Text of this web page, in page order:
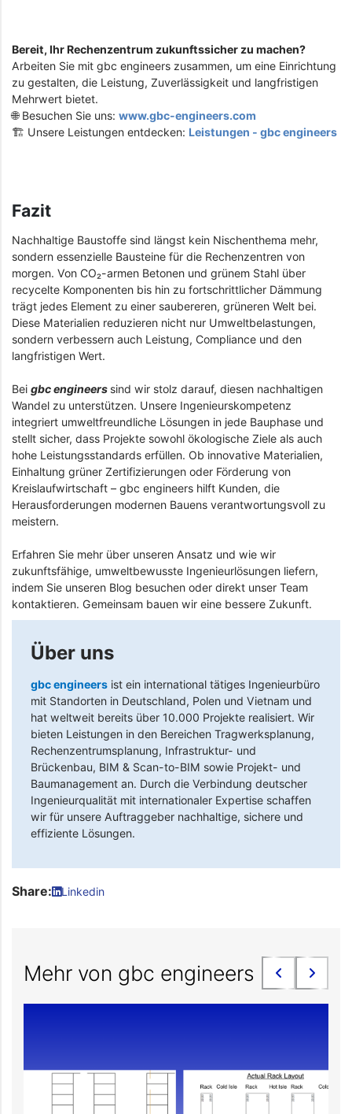
Bereit, Ihr Rechenzentrum zukunftssicher zu machen?
Arbeiten Sie mit gbc engineers zusammen, um eine Einrichtung
zu gestalten, die Leistung, Zuverlässigkeit und langfristigen
Mehrwert bietet.
🌐 Besuchen Sie uns: www.gbc-engineers.com
🏗️ Unsere Leistungen entdecken: Leistungen - gbc engineers
Fazit
Nachhaltige Baustoffe sind längst kein Nischenthema mehr,
sondern essenzielle Bausteine für die Rechenzentren von
morgen. Von CO₂-armen Betonen und grünem Stahl über
recycelte Komponenten bis hin zu fortschrittlicher Dämmung
trägt jedes Element zu einer saubereren, grüneren Welt bei.
Diese Materialien reduzieren nicht nur Umweltbelastungen,
sondern verbessern auch Leistung, Compliance und den
langfristigen Wert.
Bei gbc engineers sind wir stolz darauf, diesen nachhaltigen
Wandel zu unterstützen. Unsere Ingenieurskompetenz
integriert umweltfreundliche Lösungen in jede Bauphase und
stellt sicher, dass Projekte sowohl ökologische Ziele als auch
hohe Leistungsstandards erfüllen. Ob innovative Materialien,
Einhaltung grüner Zertifizierungen oder Förderung von
Kreislaufwirtschaft – gbc engineers hilft Kunden, die
Herausforderungen modernen Bauens verantwortungsvoll zu
meistern.
Erfahren Sie mehr über unseren Ansatz und wie wir
zukunftsfähige, umweltbewusste Ingenieurlösungen liefern,
indem Sie unseren Blog besuchen oder direkt unser Team
kontaktieren. Gemeinsam bauen wir eine bessere Zukunft.
Über uns
gbc engineers ist ein international tätiges Ingenieurbüro
mit Standorten in Deutschland, Polen und Vietnam und
hat weltweit bereits über 10.000 Projekte realisiert. Wir
bieten Leistungen in den Bereichen Tragwerksplanung,
Rechenzentrumsplanung, Infrastruktur- und
Brückenbau, BIM & Scan-to-BIM sowie Projekt- und
Baumanagement an. Durch die Verbindung deutscher
Ingenieurqualität mit internationaler Expertise schaffen
wir für unsere Auftraggeber nachhaltige, sichere und
effiziente Lösungen.
Share: Linkedin
Mehr von gbc engineers